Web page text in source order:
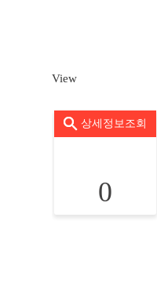
View
상세정보조회
0